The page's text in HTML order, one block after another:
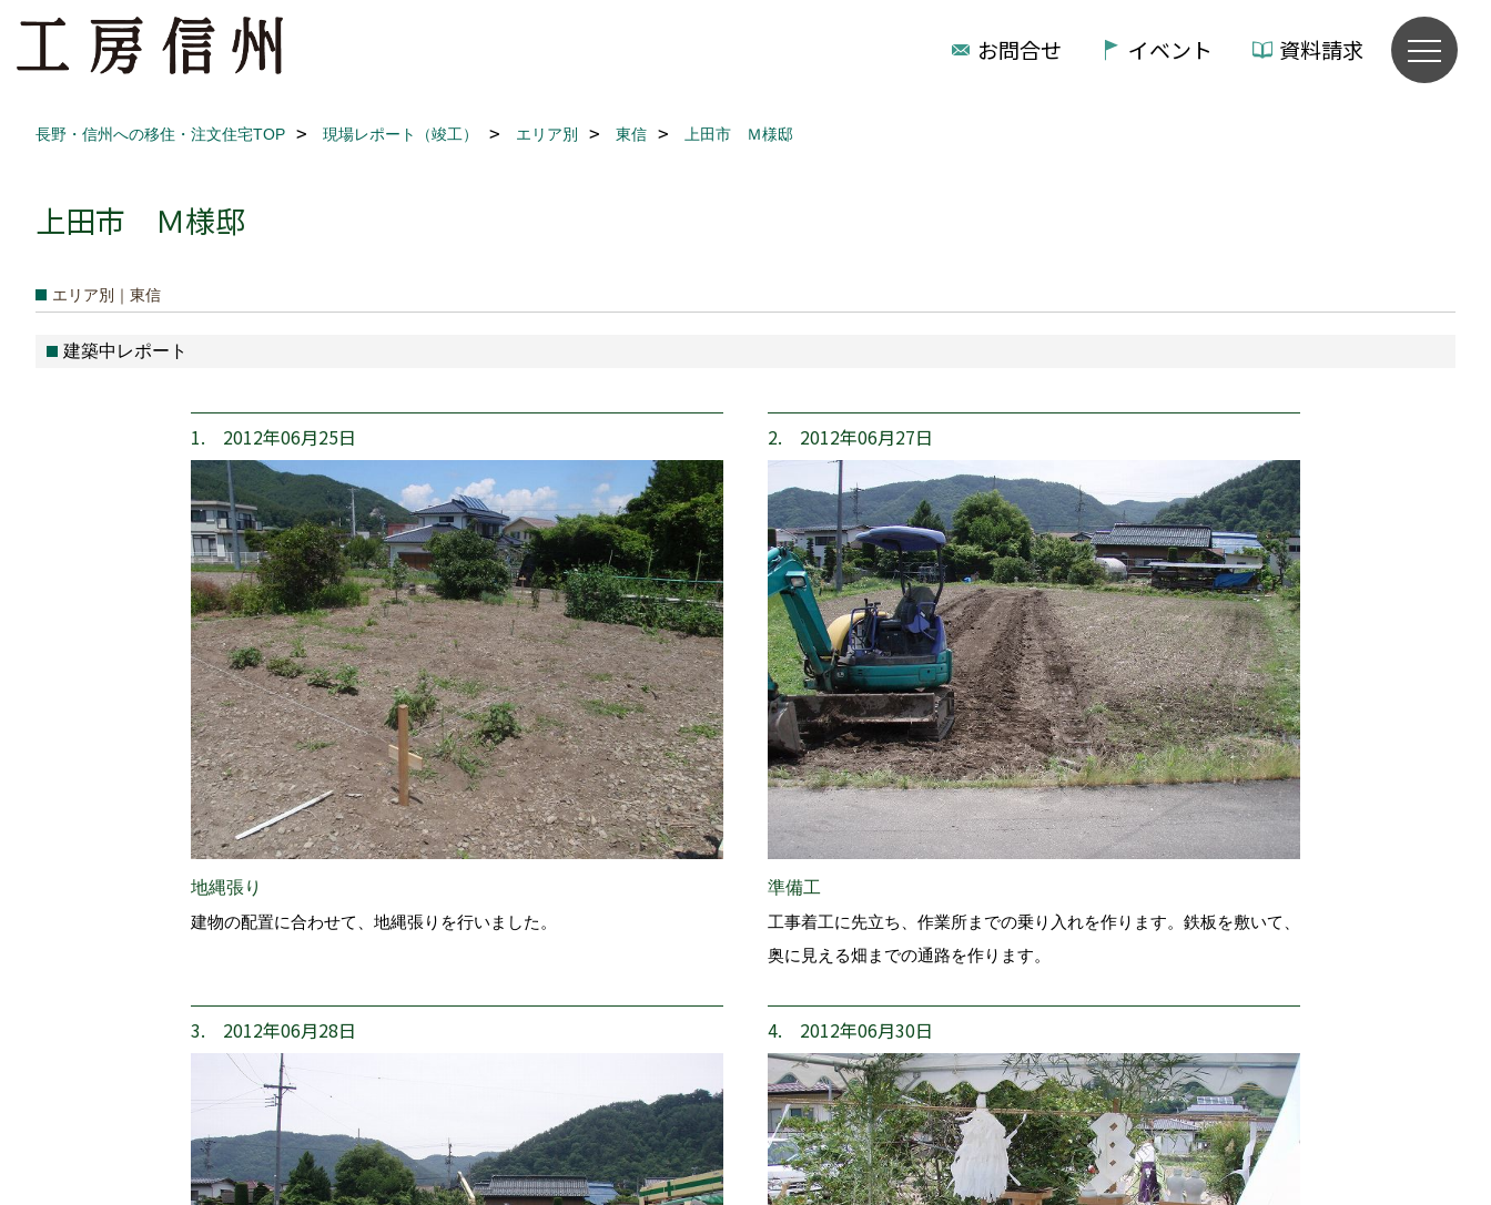
お問合せ イベント 資料請求
長野・信州への移住・注文住宅TOP 現場レポート（竣工） エリア別 東信 上田市 Ｍ様邸
上田市 Ｍ様邸
エリア別｜東信
建築中レポート
1. 2012年06月25日
地縄張り
建物の配置に合わせて、地縄張りを行いました。
2. 2012年06月27日
準備工
工事着工に先立ち、作業所までの乗り入れを作ります。鉄板を敷いて、
奥に見える畑までの通路を作ります。
3. 2012年06月28日 4. 2012年06月30日